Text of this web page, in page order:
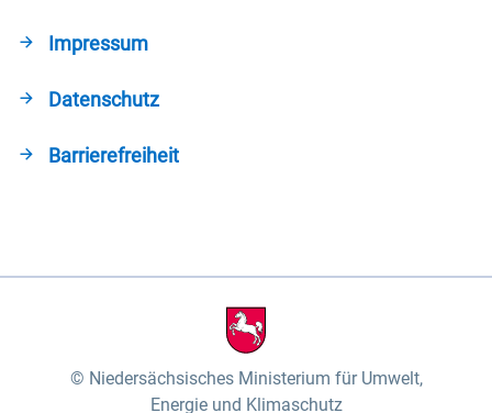
Impressum
Datenschutz
Barrierefreiheit
Niedersächsisches Ministerium für Umwelt,
Energie und Klimaschutz